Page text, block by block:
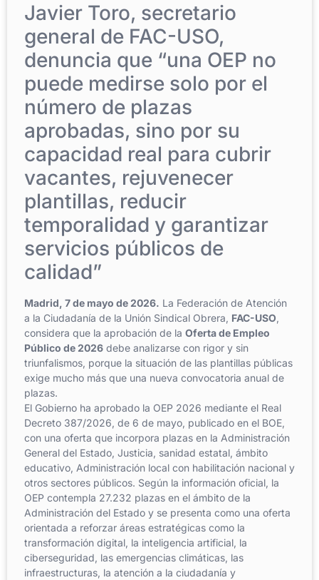
Javier Toro, secretario
general de FAC-USO,
denuncia que “una OEP no
puede medirse solo por el
número de plazas
aprobadas, sino por su
capacidad real para cubrir
vacantes, rejuvenecer
plantillas, reducir
temporalidad y garantizar
servicios públicos de
calidad”
Madrid, 7 de mayo de 2026. La Federación de Atención
a la Ciudadanía de la Unión Sindical Obrera, FAC-USO,
considera que la aprobación de la Oferta de Empleo
Público de 2026 debe analizarse con rigor y sin
triunfalismos, porque la situación de las plantillas públicas
exige mucho más que una nueva convocatoria anual de
plazas.
El Gobierno ha aprobado la OEP 2026 mediante el Real
Decreto 387/2026, de 6 de mayo, publicado en el BOE,
con una oferta que incorpora plazas en la Administración
General del Estado, Justicia, sanidad estatal, ámbito
educativo, Administración local con habilitación nacional y
otros sectores públicos. Según la información oficial, la
OEP contempla 27.232 plazas en el ámbito de la
Administración del Estado y se presenta como una oferta
orientada a reforzar áreas estratégicas como la
transformación digital, la inteligencia artificial, la
ciberseguridad, las emergencias climáticas, las
infraestructuras, la atención a la ciudadanía y